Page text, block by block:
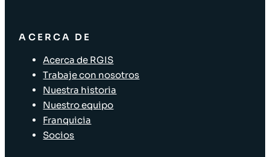
ACERCA DE
Acerca de RGIS
Trabaje con nosotros
Nuestra historia
Nuestro equipo
Franquicia
Socios